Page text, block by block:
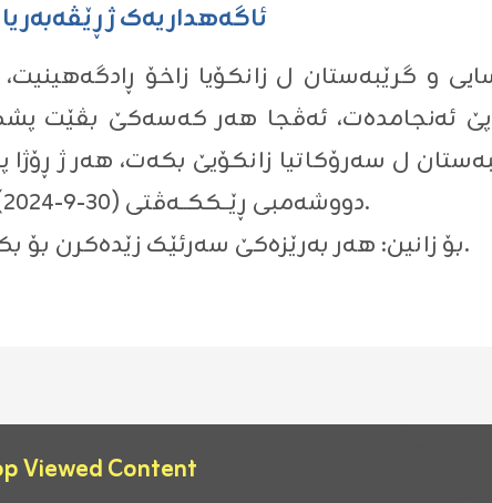
ئاگەهداریەک ژ
و گرێبەستان ل زانکۆیا زاخۆ
ئەنجامدەت، ئەڤجا هەر کەسەکێ بڤێت
دووشەمبی ڕێــککــەڤتی (٣٠-٩-٢٠٢٤) دەمژمێر (١١)ــی سپێدێ هەتا (٢)ـی پشتی نیڤرۆ.
بۆ زانین: هەر بەرێزەکێ سەرئێک زێدەکرن بۆ بکەڤیت، دێ بهایێ ئاگەهداریا ئێکێ و دویێ دەت.
Viewed Content